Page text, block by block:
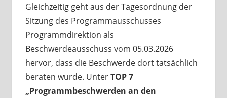
Gleichzeitig geht aus der Tagesordnung der
Sitzung des Programmausschusses
Programmdirektion als
Beschwerdeausschuss vom 05.03.2026
hervor, dass die Beschwerde dort tatsächlich
beraten wurde. UnterTOP 7
„Programmbeschwerden an den